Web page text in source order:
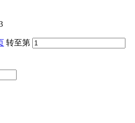
转至第